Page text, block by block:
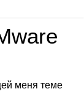
меня теме